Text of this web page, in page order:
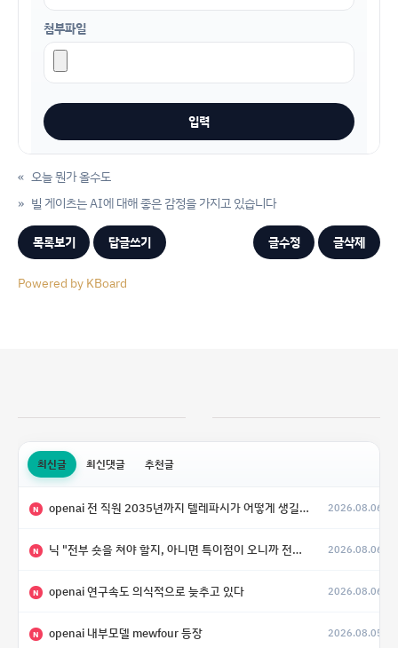
첨부파일
« 오늘 뭔가 올수도
빌 게이츠는 AI에 대해 좋은 감정을 가지고 있습니다
»
목록보기 답글쓰기 글수정 글삭제
Powered by KBoard
최신글 최신댓글 추천글
N openai 전 직원 2035년까지 텔레파시가 어떻게 생길 수 있는지 2026.08.06
N 닉 "전부 숏을 쳐야 할지, 아니면 특이점이 오니까 전부 롱을 쳐야 할지 모르겠다.” 2026.08.06
N openai 연구속도 의식적으로 늦추고 있다 2026.08.06
N openai 내부모델 mewfour 등장 2026.08.05